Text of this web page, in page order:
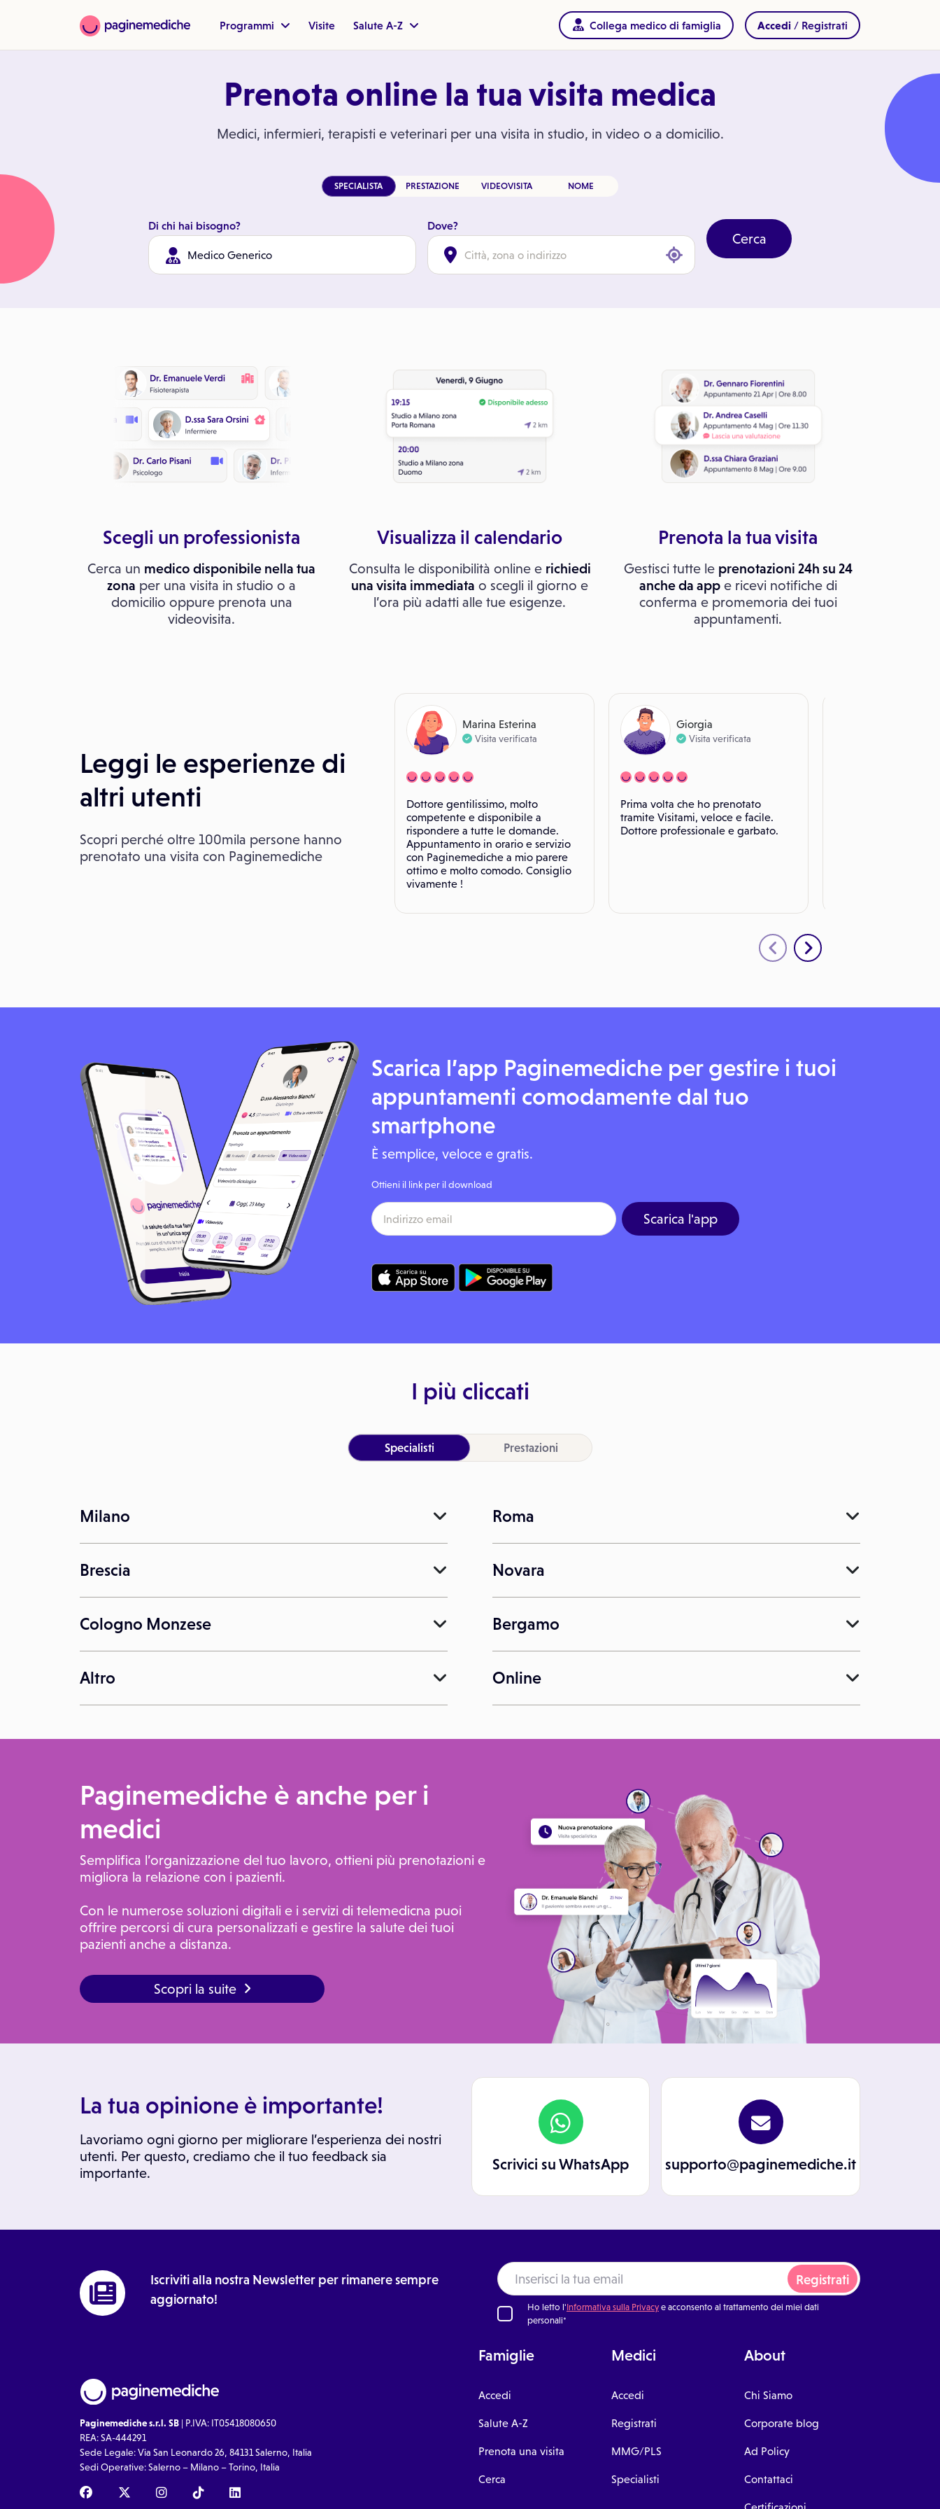
Programmi Visite Salute A-Z Collega medico di famiglia Accedi / Registrati
Prenota online la tua visita medica
Medici, infermieri, terapisti e veterinari per una visita in studio, in video o a domicilio.
SPECIALISTA PRESTAZIONE VIDEOVISITA NOME
Di chi hai bisogno? Dove?
clicca per geolocalizzarti
Cerca
Scegli un professionista
Cerca un medico disponibile nella tua
zona per una visita in studio o a
domicilio oppure prenota una
videovisita.
Visualizza il calendario
Consulta le disponibilità online e richiedi
una visita immediata o scegli il giorno e
l’ora più adatti alle tue esigenze.
Prenota la tua visita
Gestisci tutte le prenotazioni 24h su 24
anche da appe ricevi notifiche di
conferma e promemoria dei tuoi
appuntamenti.
Leggi le esperienze di
altri utenti
Scopri perché oltre 100mila persone hanno
prenotato una visita con Paginemediche
Marina Esterina
Visita verificata
Dottore gentilissimo, molto
competente e disponibile a
rispondere a tutte le domande.
Appuntamento in orario e servizio
con Paginemediche a mio parere
ottimo e molto comodo. Consiglio
vivamente !
Giorgia
Visita verificata
Prima volta che ho prenotato
tramite Visitami, veloce e facile.
Dottore professionale e garbato.
Scarica l’app Paginemediche per gestire i tuoi
appuntamenti comodamente dal tuo
smartphone
È semplice, veloce e gratis.
Ottieni il link per il download
Scarica l'app
I più cliccati
Specialisti Prestazioni
Milano Roma
Brescia Novara
Cologno Monzese Bergamo
Altro Online
Paginemediche è anche per i
medici
Semplifica l’organizzazione del tuo lavoro, ottieni più prenotazioni e
migliora la relazione con i pazienti.
Con le numerose soluzioni digitali e i servizi di telemedicna puoi
offrire percorsi di cura personalizzati e gestire la salute dei tuoi
pazienti anche a distanza.
Scopri la suite
La tua opinione è importante!
Lavoriamo ogni giorno per migliorare l’esperienza dei nostri
utenti. Per questo, crediamo che il tuo feedback sia
importante.
Scrivici su WhatsApp supporto@paginemediche.it
Iscriviti alla nostra Newsletter per rimanere sempre
aggiornato!
Registrati
Ho letto l'Informativa sulla Privacye acconsento al trattamento dei miei dati
personali*
Paginemediche s.r.l. SB | P.IVA: IT05418080650
REA: SA-444291
Sede Legale: Via San Leonardo 26, 84131 Salerno, Italia
Sedi Operative: Salerno – Milano – Torino, Italia
Famiglie
Accedi
Salute A-Z
Prenota una visita
Cerca
Medici
Accedi
Registrati
MMG/PLS
Specialisti
About
Chi Siamo
Corporate blog
Ad Policy
Contattaci